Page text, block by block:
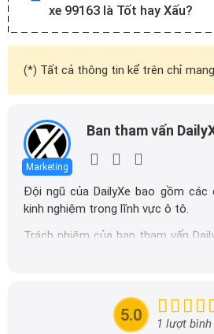
xe 99163 là Tốt hay Xấu?
(*) Tất cả thông tin kể trên chỉ
Marketing
Ban tham vấn
Đội ngũ của DailyXe bao gồm các
kinh nghiệm trong lĩnh vực ô tô.
Trách nhiệm của ban tham vấn
tin chính xác được đăng tải trên
tin nhanh chóng và dễ dàng hơn.
5.0 1 lượt bình